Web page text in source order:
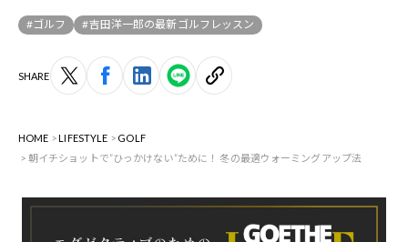
#ゴルフ #吉田洋一郎の最新ゴルフレッスン
SHARE
HOME LIFESTYLE
GOLF
朝イチショットで”ひっかけない”ために！ 冬の最適ウォーミングアップ法